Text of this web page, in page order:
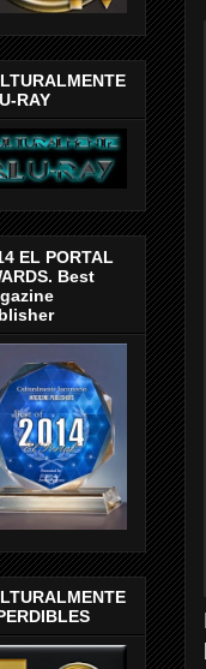
RAY
EL PORTAL
Best